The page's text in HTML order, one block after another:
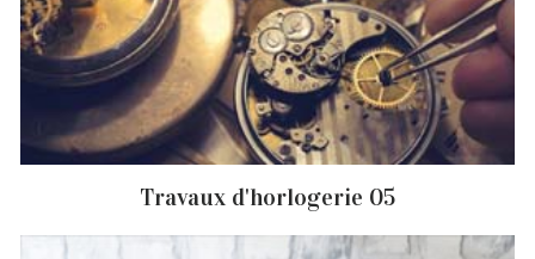
Travaux d'horlogerie 05